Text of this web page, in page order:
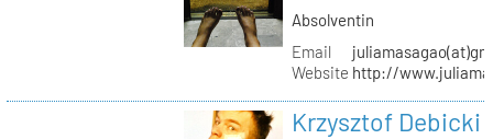
Absolventin
Email
Website http://
Krzysztof Debicki